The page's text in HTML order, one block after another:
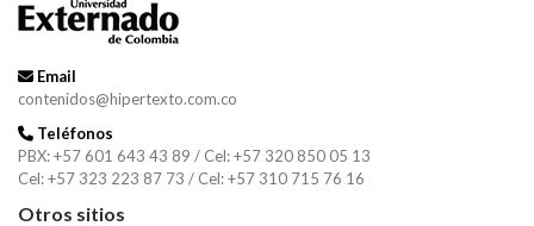
Email
contenidos@hipertexto.com.co
Teléfonos
PBX: +57 601 643 43 89 / Cel: +57 320 850 05 13
Cel: +57 323 223 87 73 / Cel: +57 310 715 76 16
Otros sitios